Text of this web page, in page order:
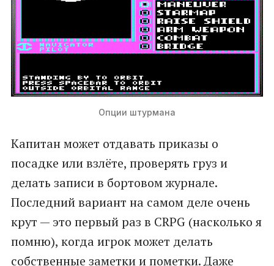
Опции штурмана
Капитан может отдавать приказы о
посадке или взлёте, проверять груз и
делать записи в бортовом журнале.
Последний вариант на самом деле очень
крут — это первый раз в CRPG (насколько я
помню), когда игрок может делать
собственные заметки и пометки. Даже